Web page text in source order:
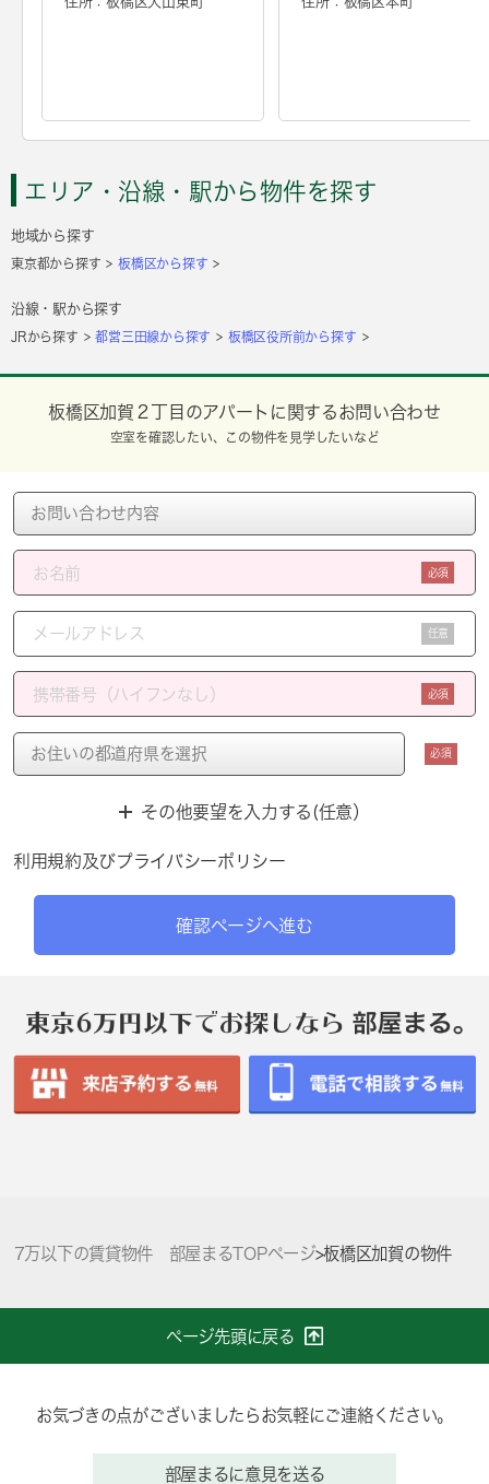
エリア・沿線・駅から物件を探す
地域から探す
東京都から探す 板橋区から探す
沿線・駅から探す
JRから探す 都営三田線から探す 板橋区役所前から探す
板橋区加賀２丁目のアパートに関するお問い合わせ
空室を確認したい、この物件を見学したいなど
必須
任意
必須
必須
その他要望を入力する(任意）
利用規約及びプライバシーポリシー
確認ページへ進む
7万以下の賃貸物件 部屋まるTOPページ>板橋区加賀の物件
ページ先頭に戻る
お気づきの点がございましたらお気軽にご連絡ください。
部屋まるに意見を送る